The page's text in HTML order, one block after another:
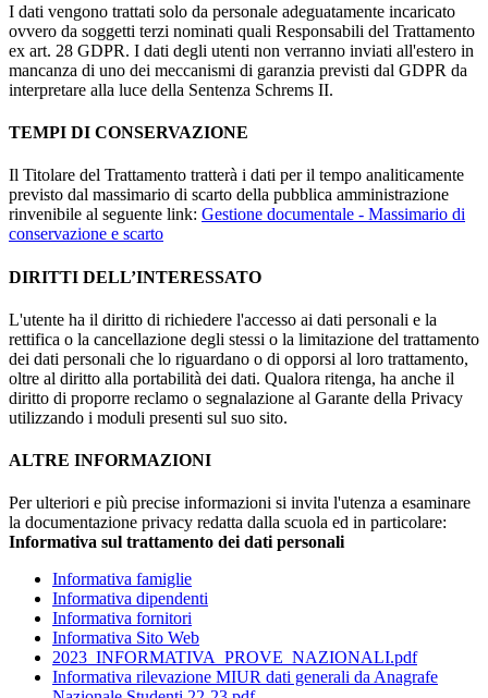
I dati vengono trattati solo da personale adeguatamente incaricato
ovvero da soggetti terzi nominati quali Responsabili del Trattamento
ex art. 28 GDPR. I dati degli utenti non verranno inviati all'estero in
mancanza di uno dei meccanismi di garanzia previsti dal GDPR da
interpretare alla luce della Sentenza Schrems II.
TEMPI DI CONSERVAZIONE
Il Titolare del Trattamento tratterà i dati per il tempo analiticamente
previsto dal massimario di scarto della pubblica amministrazione
rinvenibile al seguente link: Gestione documentale - Massimario di
conservazione e scarto
DIRITTI DELL’INTERESSATO
L'utente ha il diritto di richiedere l'accesso ai dati personali e la
rettifica o la cancellazione degli stessi o la limitazione del trattamento
dei dati personali che lo riguardano o di opporsi al loro trattamento,
oltre al diritto alla portabilità dei dati. Qualora ritenga, ha anche il
diritto di proporre reclamo o segnalazione al Garante della Privacy
utilizzando i moduli presenti sul suo sito.
ALTRE INFORMAZIONI
Per ulteriori e più precise informazioni si invita l'utenza a esaminare
la documentazione privacy redatta dalla scuola ed in particolare:
Informativa sul trattamento dei dati personali
Informativa famiglie
Informativa dipendenti
Informativa fornitori
Informativa Sito Web
2023_INFORMATIVA_PROVE_NAZIONALI.pdf
Informativa rilevazione MIUR dati generali da Anagrafe